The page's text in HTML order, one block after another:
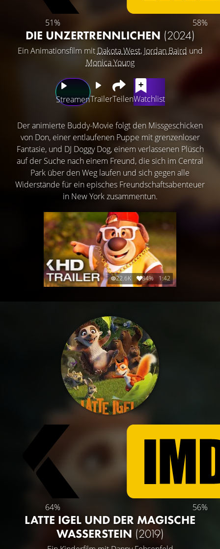
51% 58%
DIE UNZERTRENNLICHEN (2024)
Ein Animationsfilm mit Dakota West, Jordan Baird und
Monica Young
StreamenTrailerTeilenWatchlist
Der animierte Buddy-Movie folgt den Missgeschicken
von Don, einer entlaufenen Puppe mit grenzenloser
Fantasie, und DJ Doggy Dog, einem verlassenen Plüsch
auf der Suche nach einem Freund, die sich im Central
Park über den Weg laufen und sich gegen alle
Widerstände für ein episches Freundschaftsabenteuer
in New York zusammentun.
22.6K 84% 1:42
64% 56%
LATTE IGEL UND DER MAGISCHE
WASSERSTEIN (2019)